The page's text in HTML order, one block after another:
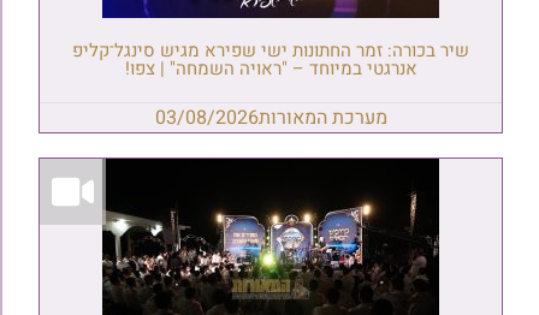
שיר בכורה: זמר החתונות ישי שפירא מגיש סינגל־קליפ
אנרגטי במיוחד – "ראויה השמחה" | צפו!
מערכת המאורות03/08/2026